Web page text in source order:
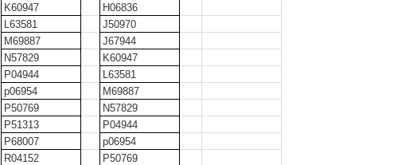
K60947
H06836
L63581
J50970
M69887
J67944
N57829
K60947
P04944
L63581
p06954
M69887
P50769
N57829
P51313
P04944
P68007
p06954
R04152
P50769